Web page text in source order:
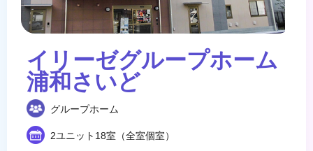
イリーゼグループホーム
浦和さいど
グループホーム
2ユニット18室（全室個室）